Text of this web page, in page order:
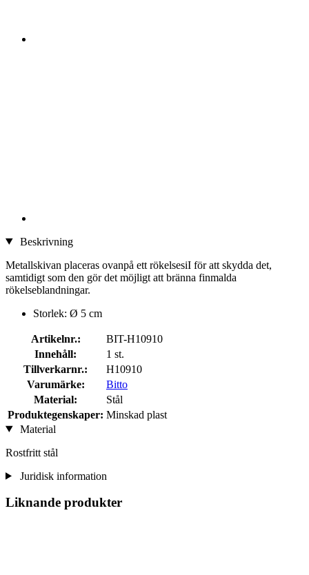
Beskrivning
Metallskivan placeras ovanpå ett rökelsesiI för att skydda det,
samtidigt som den gör det möjligt att bränna finmalda
rökelseblandningar.
Storlek: Ø 5 cm
Artikelnr.:
BIT-H10910
Innehåll:
1 st.
Tillverkarnr.:
H10910
Varumärke:
Bitto
Material:
Stål
Produktegenskaper: Minskad plast
Material
Rostfritt stål
Juridisk information
Liknande produkter